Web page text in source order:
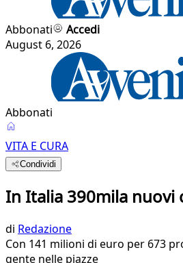
Abbonati
Accedi
August 6, 2026
Abbonati
VITA E CURA
Condividi
In Italia 390mila nuovi
di Redazione
Con 141 milioni di euro per 673
gente nelle piazze